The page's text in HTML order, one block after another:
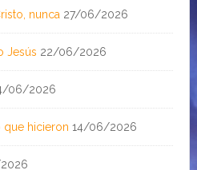
nunca 27/06/2026
Jesús 22/06/2026
06/2026
que hicieron 14/06/2026